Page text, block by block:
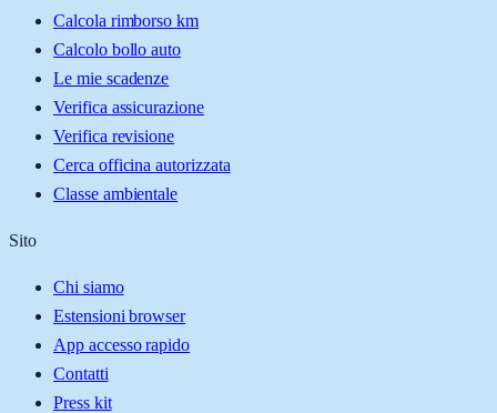
Calcola rimborso km
Calcolo bollo auto
Le mie scadenze
Verifica assicurazione
Verifica revisione
Cerca officina autorizzata
Classe ambientale
Sito
Chi siamo
Estensioni browser
App accesso rapido
Contatti
Press kit